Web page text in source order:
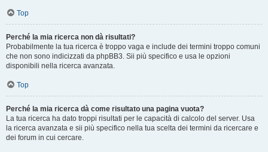
Top
Perché la mia ricerca non dà risultati?
Probabilmente la tua ricerca è troppo vaga e include dei termini troppo comuni
che non sono indicizzati da phpBB3. Sii più specifico e usa le opzioni
disponibili nella ricerca avanzata.
Top
Perché la mia ricerca dà come risultato una pagina vuota?
La tua ricerca ha dato troppi risultati per le capacità di calcolo del server. Usa
la ricerca avanzata e sii più specifico nella tua scelta dei termini da ricercare e
dei forum in cui cercare.